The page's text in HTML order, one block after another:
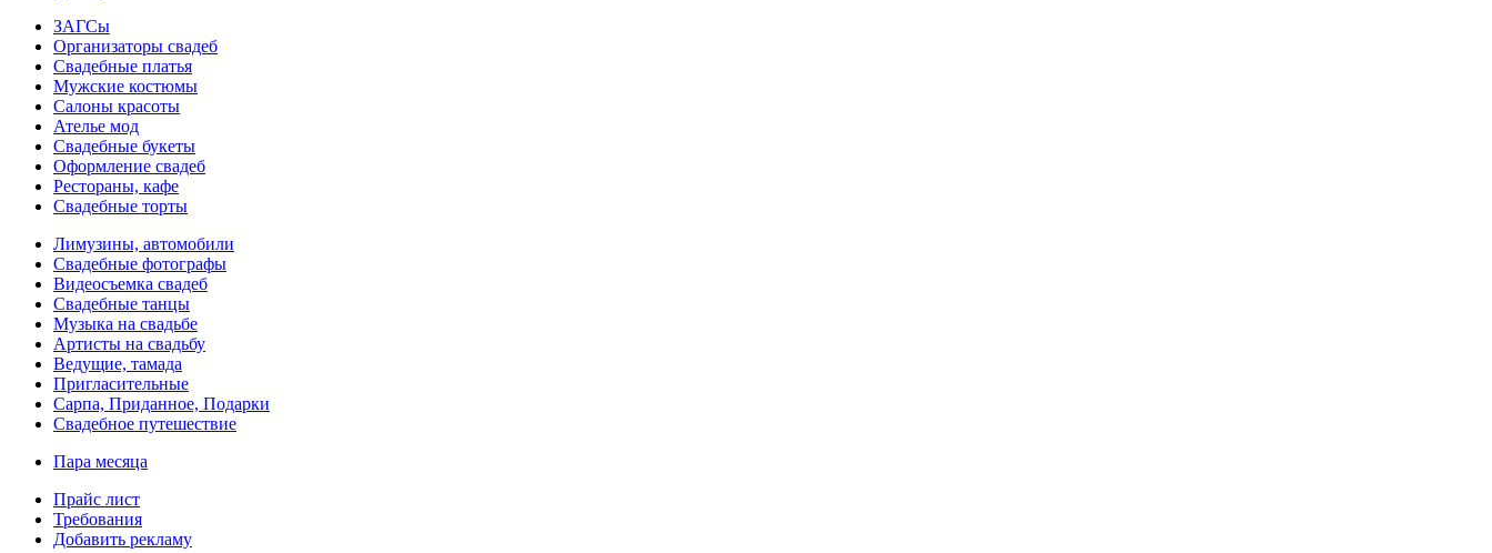
ЗАГСы
Организаторы свадеб
Свадебные платья
Мужские костюмы
Cалоны красоты
Ателье мод
Свадебные букеты
Оформление свадеб
Рестораны, кафе
Свадебные торты
Лимузины, автомобили
Свадебные фотографы
Видеосъемка свадеб
Свадебные танцы
Музыка на свадьбе
Артисты на свадьбу
Ведущие, тамада
Пригласительные
Сарпа, Приданное, Подарки
Свадебное путешествие
Пара месяца
Прайс лист
Требования
Добавить рекламу